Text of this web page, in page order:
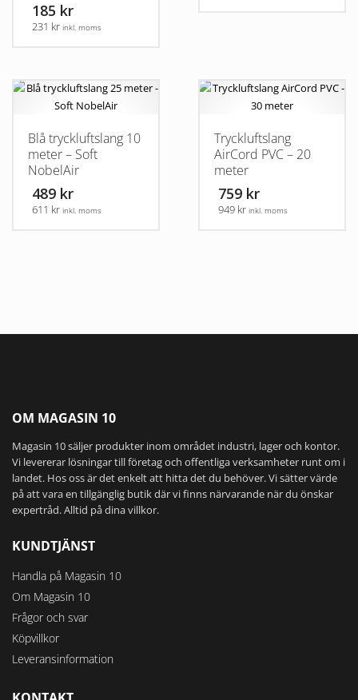
185 kr
231 kr inkl. moms
Blå tryckluftslang 10
meter – Soft
NobelAir
489 kr
611 kr inkl. moms
Tryckluftslang
AirCord PVC – 20
meter
759 kr
949 kr inkl. moms
OM MAGASIN 10
Magasin 10 säljer produkter inom området industri, lager och kontor.
Vi levererar lösningar till företag och offentliga verksamheter runt om i
landet. Hos oss är det enkelt att hitta det du behöver. Vi sätter värde
på att vara en tillgänglig butik där vi finns närvarande när du önskar
expertråd. Alltid på dina villkor.
KUNDTJÄNST
Handla på Magasin 10
Om Magasin 10
Frågor och svar
Köpvillkor
Leveransinformation